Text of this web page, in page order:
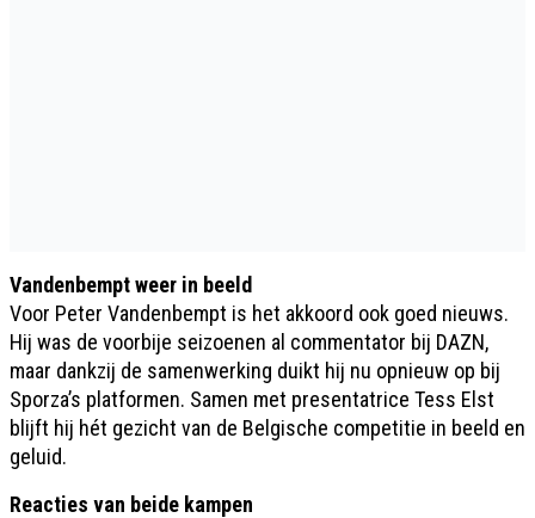
Vandenbempt weer in beeld
Voor Peter Vandenbempt is het akkoord ook goed nieuws.
Hij was de voorbije seizoenen al commentator bij DAZN,
maar dankzij de samenwerking duikt hij nu opnieuw op bij
Sporza’s platformen. Samen met presentatrice Tess Elst
blijft hij hét gezicht van de Belgische competitie in beeld en
geluid.
Reacties van beide kampen